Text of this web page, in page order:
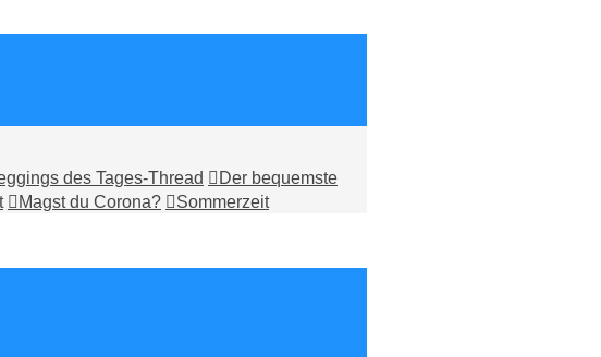
des Tages-Thread
Der bequemste
Magst du Corona? Sommerzeit